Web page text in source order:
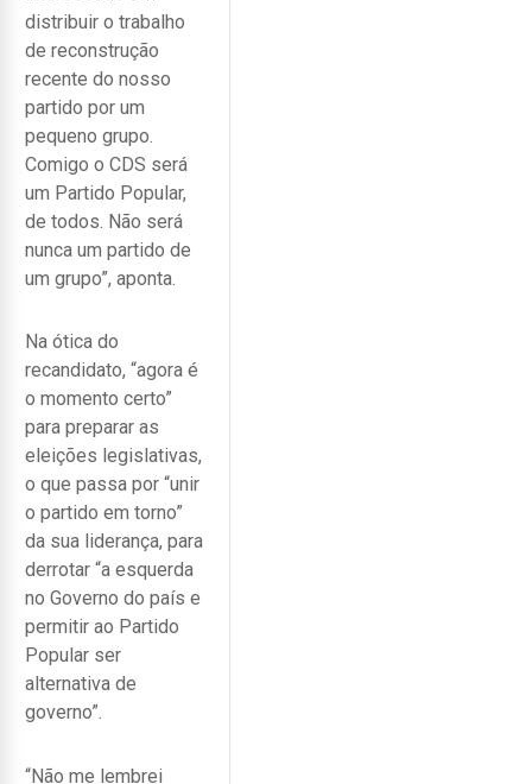
distribuir o trabalho
de reconstrução
recente do nosso
partido por um
pequeno grupo.
Comigo o CDS será
um Partido Popular,
de todos. Não será
nunca um partido de
um grupo”, aponta.
Na ótica do
recandidato, “agora é
o momento certo”
para preparar as
eleições legislativas,
o que passa por “unir
o partido em torno”
da sua liderança, para
derrotar “a esquerda
no Governo do país e
permitir ao Partido
Popular ser
alternativa de
governo”.
“Não me lembrei